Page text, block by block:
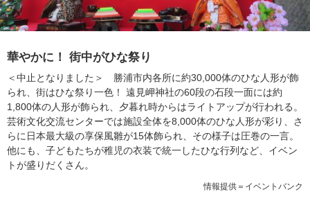
華やかに！ 街中がひな祭り
＜中止となりました＞ 勝浦市内各所に約30,000体のひな人形が飾
られ、街はひな祭り一色！ 遠見岬神社の60段の石段一面には約
1,800体の人形が飾られ、夕暮れ時からはライトアップが行われる。
芸術文化交流センターでは施設全体を8,000体のひな人形が彩り、さ
らに日本最大級の享保風雛が15体飾られ、その様子は圧巻の一言。
他にも、子どもたちが稚児の衣装で統一したひな行列など、イベン
トが盛りだくさん。
情報提供＝イベントバンク